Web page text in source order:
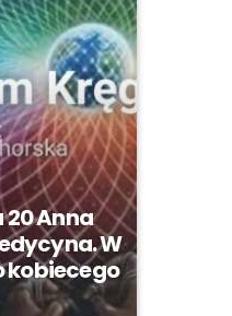
Anna
W
kobiecego